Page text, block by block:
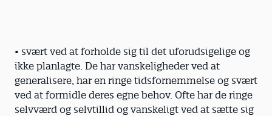
• svært ved at forholde sig til det uforudsigelige og
ikke planlagte. De har vanskeligheder ved at
generalisere, har en ringe tidsfornemmelse og svært
ved at formidle deres egne behov. Ofte har de ringe
selvværd og selvtillid og vanskeligt ved at sætte sig